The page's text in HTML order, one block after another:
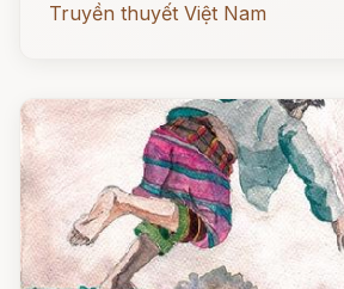
Truyền thuyết Việt Nam